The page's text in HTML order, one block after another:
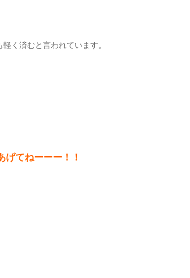
く済むと言われています。
げてねーーー！！